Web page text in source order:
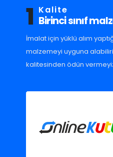
1 Kalite
Birinci sınıf
İmalat için yüklü alım
malzemeyi uyguna
kalitesinden ödün